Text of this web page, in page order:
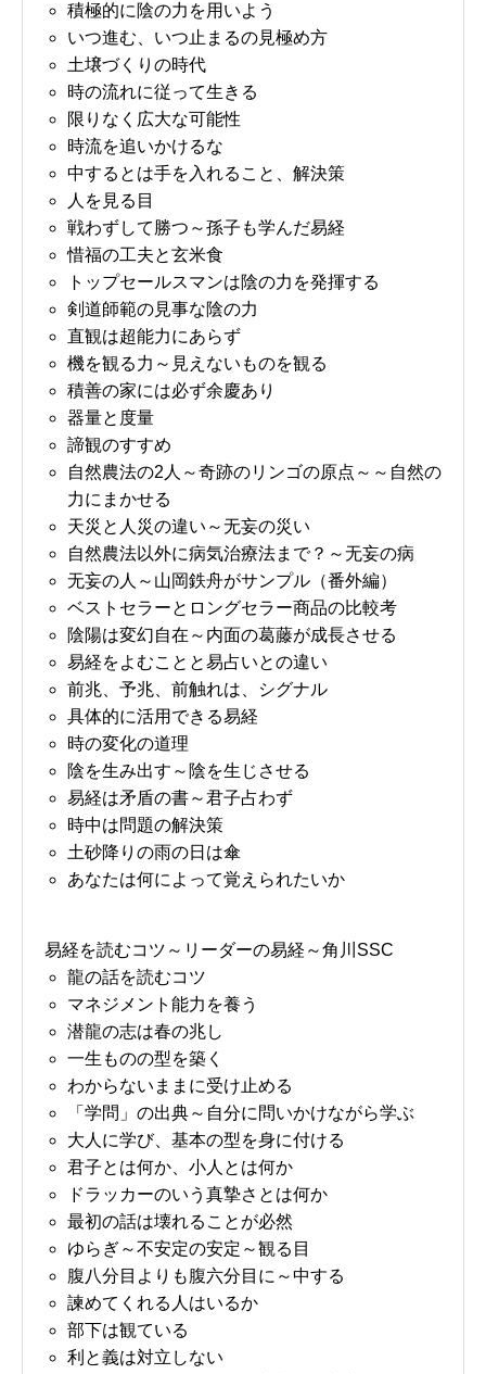
積極的に陰の力を用いよう
いつ進む、いつ止まるの見極め方
土壌づくりの時代
時の流れに従って生きる
限りなく広大な可能性
時流を追いかけるな
中するとは手を入れること、解決策
人を見る目
戦わずして勝つ～孫子も学んだ易経
惜福の工夫と玄米食
トップセールスマンは陰の力を発揮する
剣道師範の見事な陰の力
直観は超能力にあらず
機を観る力～見えないものを観る
積善の家には必ず余慶あり
器量と度量
諦観のすすめ
自然農法の2人～奇跡のリンゴの原点～～自然の
力にまかせる
天災と人災の違い～无妄の災い
自然農法以外に病気治療法まで？～无妄の病
无妄の人～山岡鉄舟がサンプル（番外編）
ベストセラーとロングセラー商品の比較考
陰陽は変幻自在～内面の葛藤が成長させる
易経をよむことと易占いとの違い
前兆、予兆、前触れは、シグナル
具体的に活用できる易経
時の変化の道理
陰を生み出す～陰を生じさせる
易経は矛盾の書～君子占わず
時中は問題の解決策
土砂降りの雨の日は傘
あなたは何によって覚えられたいか
易経を読むコツ～リーダーの易経～角川SSC
龍の話を読むコツ
マネジメント能力を養う
潜龍の志は春の兆し
一生ものの型を築く
わからないままに受け止める
「学問」の出典～自分に問いかけながら学ぶ
大人に学び、基本の型を身に付ける
君子とは何か、小人とは何か
ドラッカーのいう真摯さとは何か
最初の話は壊れることが必然
ゆらぎ～不安定の安定～観る目
腹八分目よりも腹六分目に～中する
諫めてくれる人はいるか
部下は観ている
利と義は対立しない